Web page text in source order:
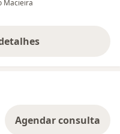
Macieira
a experiência
Agendar consulta